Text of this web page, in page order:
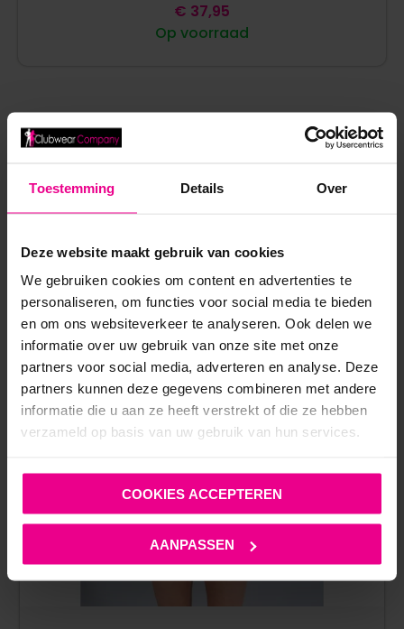
Toestemming Details Over
Deze website maakt gebruik van cookies
We gebruiken cookies om content en advertenties te
personaliseren, om functies voor social media te bieden
en om ons websiteverkeer te analyseren. Ook delen we
informatie over uw gebruik van onze site met onze
partners voor social media, adverteren en analyse. Deze
partners kunnen deze gegevens combineren met andere
informatie die u aan ze heeft verstrekt of die ze hebben
verzameld op basis van uw gebruik van hun services.
COOKIES ACCEPTEREN
AANPASSEN
Op voorraad
€ 37,95
ANDERE MENSEN BEKEKEN OOK: